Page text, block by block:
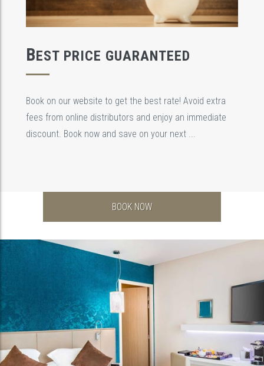
BEST PRICE GUARANTEED
Book on our website to get the best rate! Avoid extra
fees from online distributors and enjoy an immediate
discount. Book now and save on your next ...
BOOK NOW